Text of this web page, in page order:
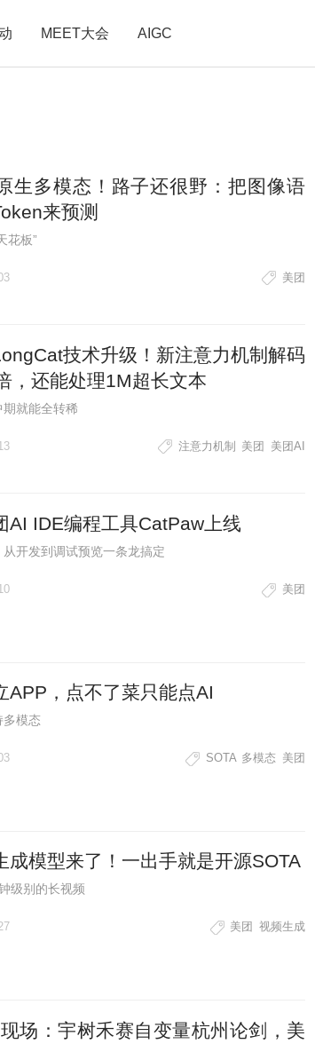
MEET大会 AIGC
生多模态！路子还很野：把图像语
来预测
花板”
美团
技术升级！新注意力机制解码
，还能处理1M超长文本
就能全转稀
注意力机制 美团 美团AI
AI IDE编程工具CatPaw上线
开发到调试预览一条龙搞定
美团
APP，点不了菜只能点AI
多模态
SOTA 多模态 美团
成模型来了！一出手就是开源SOTA
级别的长视频
美团 视频生成
场：宇树禾赛自变量杭州论剑，美